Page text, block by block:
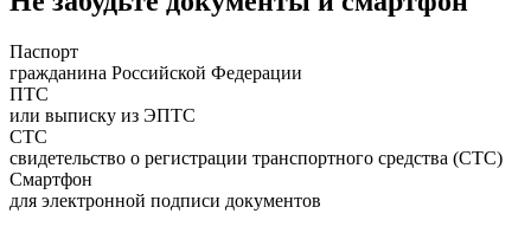
Паспорт
гражданина Российской Федерации
ПТС
или выписку из ЭПТС
СТС
свидетельство о регистрации транспортного средства (СТС)
Смартфон
для электронной подписи документов